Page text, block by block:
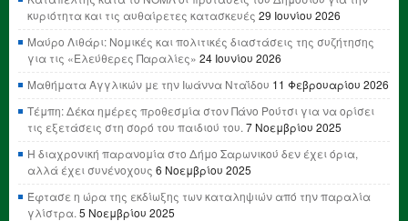
κυριότητα και τις αυθαίρετες κατασκευές 29 Ιουνίου 2026
Μαύρο Λιθάρι: Νομικές και πολιτικές διαστάσεις της συζήτησης
για τις «Ελεύθερες Παραλίες» 24 Ιουνίου 2026
Μαθήματα Αγγλικών με την Ιωάννα Νταΐδου 11 Φεβρουαρίου 2026
Τέμπη: Δέκα ημέρες προθεσμία στον Πάνο Ρούτσι για να ορίσει
τις εξετάσεις στη σορό του παιδιού του. 7 Νοεμβρίου 2025
Η διαχρονική παρανομία στο Δήμο Σαρωνικού δεν έχει όρια,
αλλά έχει συνένοχους 6 Νοεμβρίου 2025
Έφτασε η ώρα της εκδίωξης των καταληψιών από την παραλία
γλίστρα. 5 Νοεμβρίου 2025